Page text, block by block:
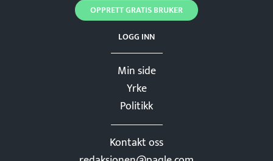
Min side
Yrke
Politikk
Kontakt oss
LOGG INN
OPPRETT GRATIS BRUKER